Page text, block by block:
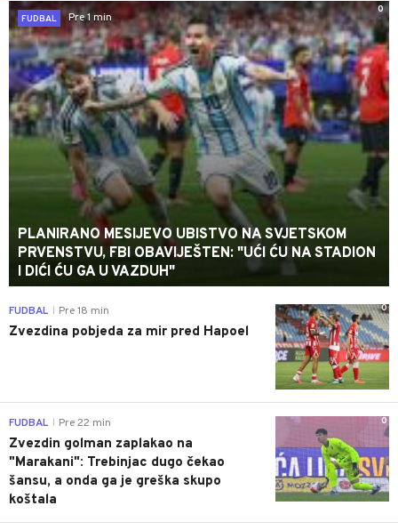
0
FUDBAL
Pre 1 min
PLANIRANO MESIJEVO UBISTVO NA SVJETSKOM
PRVENSTVU, FBI OBAVIJEŠTEN: "UĆI ĆU NA STADION
I DIĆI ĆU GA U VAZDUH"
0
FUDBAL Pre 18 min
Zvezdina pobjeda za mir pred Hapoel
0
FUDBAL Pre 22 min
Zvezdin golman zaplakao na
"Marakani": Trebinjac dugo čekao
šansu, a onda ga je greška skupo
koštala